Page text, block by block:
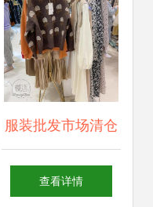
服装批发市场清仓
捡漏全攻略 百元三
查看详情